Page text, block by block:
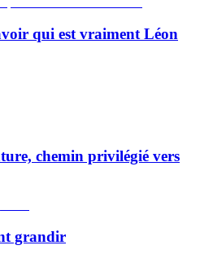
qui est vraiment Léon
chemin privilégié vers
grandir